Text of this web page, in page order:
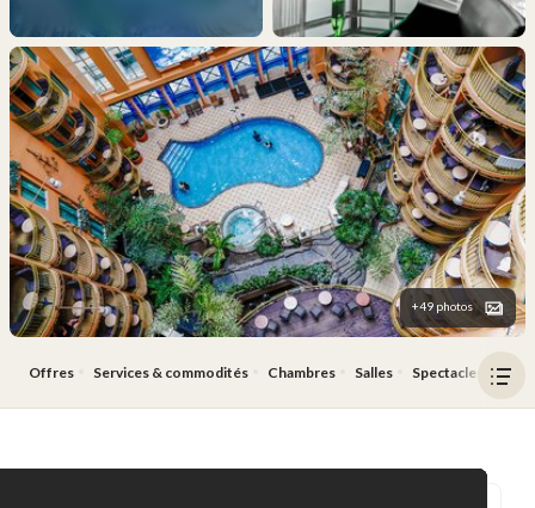
+49 photos
Offres Services & commodités Chambres Salles Spectacles
le